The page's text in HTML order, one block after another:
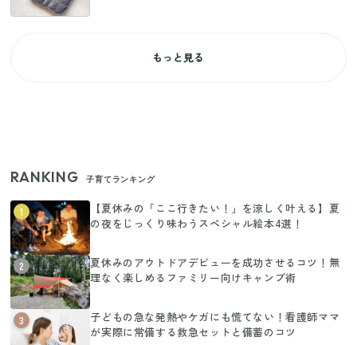
もっと見る
RANKING 子育てランキング
1
【夏休みの「ここ行きたい！」を涼しく叶える】夏
の夜をじっくり味わうスペシャル絵本4選！
2
夏休みのアウトドアデビューを成功させるコツ！無
理なく楽しめるファミリー向けキャンプ術
3
子どもの急な発熱やケガにも慌てない！看護師ママ
が実際に常備する救急セットと備蓄のコツ